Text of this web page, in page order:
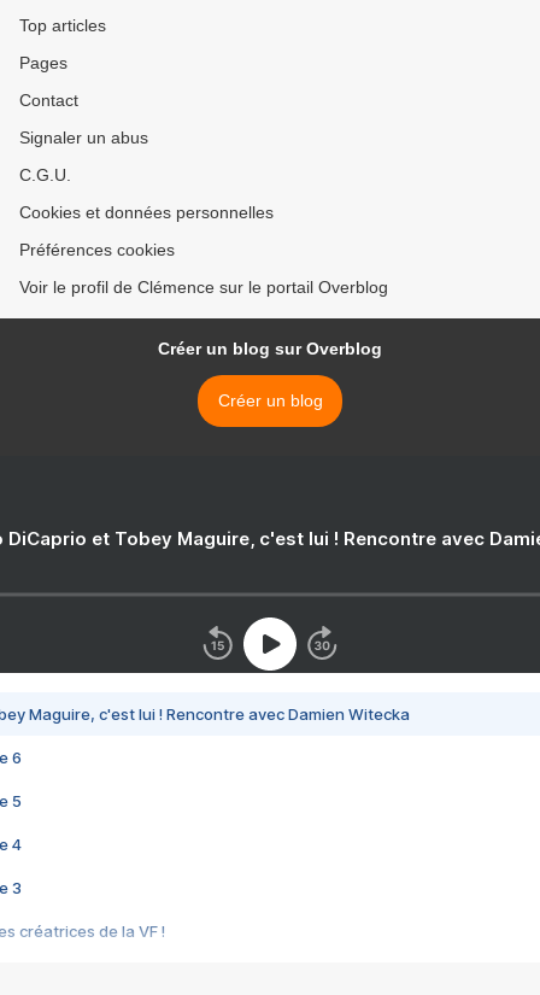
Top articles
Pages
Contact
Signaler un abus
C.G.U.
Cookies et données personnelles
Préférences cookies
Voir le profil de Clémence sur le portail Overblog
Créer un blog sur Overblog
Créer un blog
DiCaprio et Tobey Maguire, c'est lui ! Rencontre avec
Maguire, c'est lui ! Rencontre avec Damien Witecka
6
5
4
3
créatrices de la VF !